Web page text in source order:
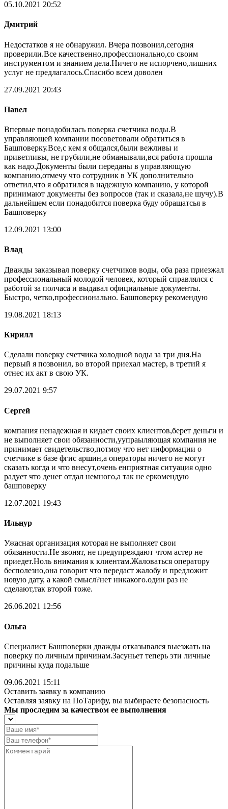
05.10.2021 20:52
Дмитрий
Недостатков я не обнаружил. Вчера позвонил,сегодня
проверили.Все качественно,профессионально,со своим
инструментом и знанием дела.Ничего не испорчено,лишних
услуг не предлагалось.Спасибо всем доволен
27.09.2021 20:43
Павел
Впервые понадобилась поверка счетчика воды.В
управляющей компании посоветовали обратиться в
Башповерку.Все,с кем я общался,были вежливы и
приветливы, не грубили,не обманывали,вся работа прошла
как надо.Документы были переданы в управляющую
компанию,отмечу что сотрудник в УК дополнительно
ответил,что я обратился в надежную компанию, у которой
принимают документы без вопросов (так и сказала,не шучу).В
дальнейшем если понадобится поверка буду обращатсья в
Башповерку
12.09.2021 13:00
Влад
Дважды заказывал поверку счетчиков воды, оба раза приезжал
профессиональный молодой человек, который справлялся с
работой за полчаса и выдавал официальные документы.
Быстро, четко,профессионально. Башповерку рекомендую
19.08.2021 18:13
Кирилл
Сделали поверку счетчика холодной воды за три дня.На
первый я позвонил, во второй приехал мастер, в третий я
отнес их акт в свою УК.
29.07.2021 9:57
Сергей
компания ненадежная и кидает своих клиентов,берет деньги и
не выполняет свои обязанности,уупраыляющая компания не
принимает свидетельство,потмоу что нет информации о
счетчике в базе фгис аршин,а операторы ничего не могут
сказать когда и что внесут,очень енприятная ситуация одно
радует что денег отдал немного,а так не еркомендую
башповерку
12.07.2021 19:43
Ильнур
Ужасная организация которая не выполняет свои
обязанности.Не звонят, не предупреждают чтом астер не
приедет.Ноль внимания к клиентам.Жаловаться оператору
бесполезно,она говорит что передаст жалобу и предложит
новую дату, а какой смысл?нет никакого.один раз не
сделают,так второй тоже.
26.06.2021 12:56
Ольга
Специалист Башповерки дважды отказывался выезжать на
поверку по личным причинам.Засуньет теперь эти личные
причины куда подальше
09.06.2021 15:11
Оставить заявку в компанию
Оставляя заявку на ПоТарифу, вы выбираете безопасность
Мы проследим за качеством ее выполнения